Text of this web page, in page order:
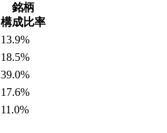
銘柄
構成比率
13.9%
18.5%
39.0%
17.6%
11.0%